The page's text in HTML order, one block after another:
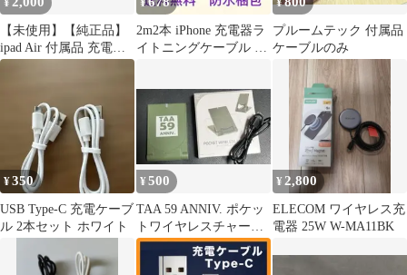
¥
【未使用】【純正品】
ipad Air 付属品 充電器
ケーブル Apple 純正
¥
2m2本 iPhone 充電器ラ
イトニングケーブル 純
¥
プルームテック 付属品
ケーブルのみ
¥350
USB Type-C 充電ケーブ
ル 2本セット ホワイト
¥500
TAA 59 ANNIV. ポケッ
トワイヤレスチャージ
ャー
¥ 2,800
ELECOM ワイヤレス充
電器 25W W-MA11BK